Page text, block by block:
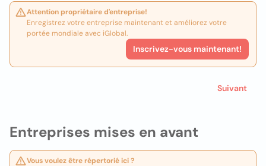
Entreprises mises en avant
Vous voulez être répertorié ici ?
Attention propriétaire d'entreprise!
Enregistrez votre entreprise maintenant et améliorez votre
portée mondiale avec iGlobal.
Inscrivez-vous maintenant!
Suivant